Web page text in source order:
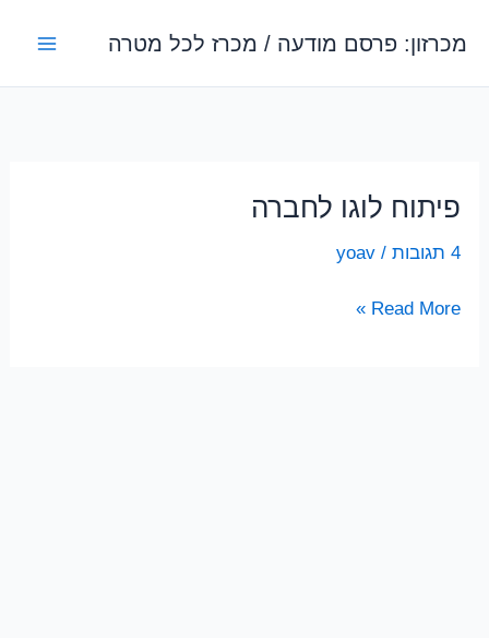
לתוכןמכרזון: פרסם מודעה / מכרז לכל מטרה
פיתוח לוגו לחברה
4 תגובות /
yoav
פיתוח
Read More »